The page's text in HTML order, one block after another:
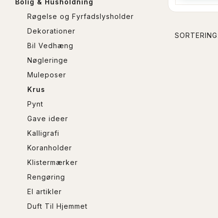
Røgelse og Fyrfadslysholder
Dekorationer
Bil Vedhæng
Nøgleringe
Muleposer
Krus
Pynt
Gave ideer
Kalligrafi
Koranholder
Klistermærker
Rengøring
El artikler
Duft Til Hjemmet